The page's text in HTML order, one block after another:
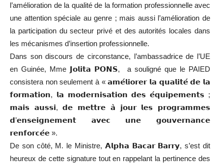
l’amélioration de la qualité de la formation professionnelle avec
une attention spéciale au genre ; mais aussi l’amélioration de
la participation du secteur privé et des autorités locales dans
les mécanismes d’insertion professionnelle.
Dans son discours de circonstance, l’ambassadrice de l’UE
en Guinée, Mme 𝗝𝗼𝗹𝗶𝘁𝗮 𝗣𝗢𝗡𝗦, a souligné que le PAIED
consistera non seulement à « 𝗮𝗺𝗲́𝗹𝗶𝗼𝗿𝗲𝗿 𝗹𝗮 𝗾𝘂𝗮𝗹𝗶𝘁𝗲́ 𝗱𝗲 𝗹𝗮
𝗳𝗼𝗿𝗺𝗮𝘁𝗶𝗼𝗻, 𝗹𝗮 𝗺𝗼𝗱𝗲𝗿𝗻𝗶𝘀𝗮𝘁𝗶𝗼𝗻 𝗱𝗲𝘀 𝗲́𝗾𝘂𝗶𝗽𝗲𝗺𝗲𝗻𝘁𝘀 ;
𝗺𝗮𝗶𝘀 𝗮𝘂𝘀𝘀𝗶, 𝗱𝗲 𝗺𝗲𝘁𝘁𝗿𝗲 𝗮̀ 𝗷𝗼𝘂𝗿 𝗹𝗲𝘀 𝗽𝗿𝗼𝗴𝗿𝗮𝗺𝗺𝗲𝘀
𝗱’𝗲𝗻𝘀𝗲𝗶𝗴𝗻𝗲𝗺𝗲𝗻𝘁 𝗮𝘃𝗲𝗰 𝘂𝗻𝗲 𝗴𝗼𝘂𝘃𝗲𝗿𝗻𝗮𝗻𝗰𝗲
𝗿𝗲𝗻𝗳𝗼𝗿𝗰𝗲́𝗲 ».
De son côté, M. le Ministre, 𝗔𝗹𝗽𝗵𝗮 𝗕𝗮𝗰𝗮𝗿 𝗕𝗮𝗿𝗿𝘆, s’est dit
heureux de cette signature tout en rappelant la pertinence des